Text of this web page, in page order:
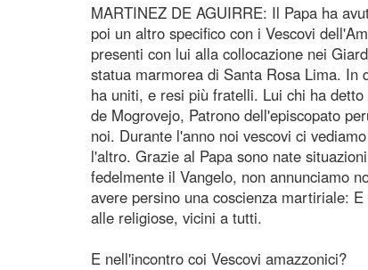
MARTINEZ DE AGUIRRE: Il Papa ha
poi un altro specifico con i Vescovi
presenti con lui alla collocazione nei
statua marmorea di Santa Rosa Lima.
ha uniti, e resi più fratelli. Lui chi ha
de Mogrovejo, Patrono dell'episcopato
noi. Durante l'anno noi vescovi ci
l'altro. Grazie al Papa sono nate
fedelmente il Vangelo, non annunciamo
avere persino una coscienza martiriale:
alle religiose, vicini a tutti.
E nell'incontro coi Vescovi amazzonici?